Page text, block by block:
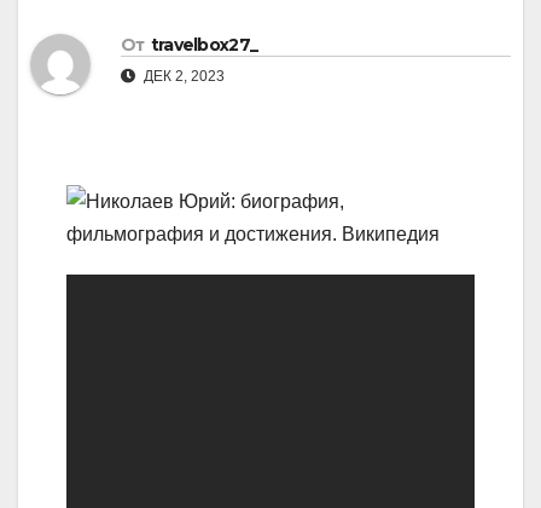
От travelbox27_
ДЕК 2, 2023